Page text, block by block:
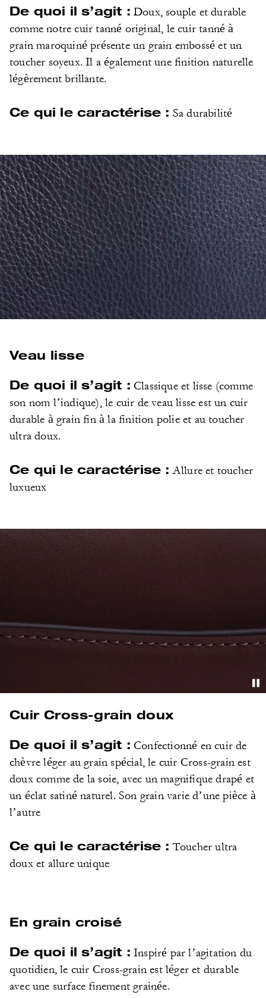
De quoi il s’agit : Doux, souple et durable
comme notre cuir tanné original, le cuir tanné à
grain maroquiné présente un grain embossé et un
toucher soyeux. Il a également une finition naturelle
légèrement brillante.
Ce qui le caractérise : Sa durabilité
Veau lisse
De quoi il s’agit : Classique et lisse (comme
son nom l’indique), le cuir de veau lisse est un cuir
durable à grain fin à la finition polie et au toucher
ultra doux.
Ce qui le caractérise : Allure et toucher
luxueux
Cuir Cross-grain doux
De quoi il s’agit : Confectionné en cuir de
chèvre léger au grain spécial, le cuir Cross-grain est
doux comme de la soie, avec un magnifique drapé et
un éclat satiné naturel. Son grain varie d’une pièce à
l’autre
Ce qui le caractérise : Toucher ultra
doux et allure unique
En grain croisé
De quoi il s’agit : Inspiré par l’agitation du
quotidien, le cuir Cross-grain est léger et durable
avec une surface finement grainée.